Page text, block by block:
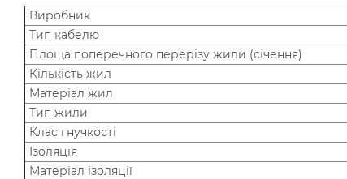
Виробник
Тип кабелю
Площа поперечного перерізу жили (січення)
Кількість жил
Матеріал жил
Тип жили
Клас гнучкості
Ізоляція
Матеріал ізоляції